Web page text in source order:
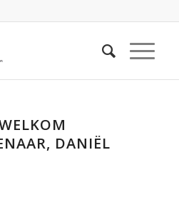
DANIЁL